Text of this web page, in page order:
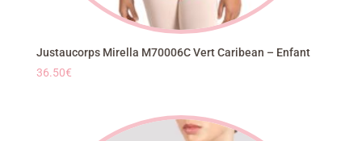
Justaucorps Mirella M70006C Vert Caribean – Enfant
36.50€